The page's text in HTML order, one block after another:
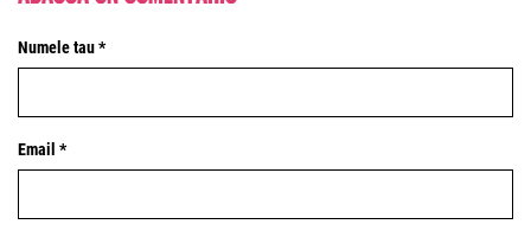
Numele tau *
Email *